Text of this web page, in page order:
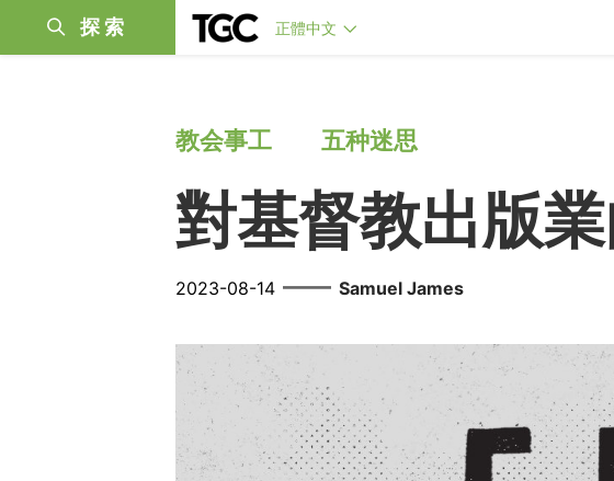
探索 正體中文
教会事工 五种迷思
對基督教出版
2023-08-14 —— Samuel James